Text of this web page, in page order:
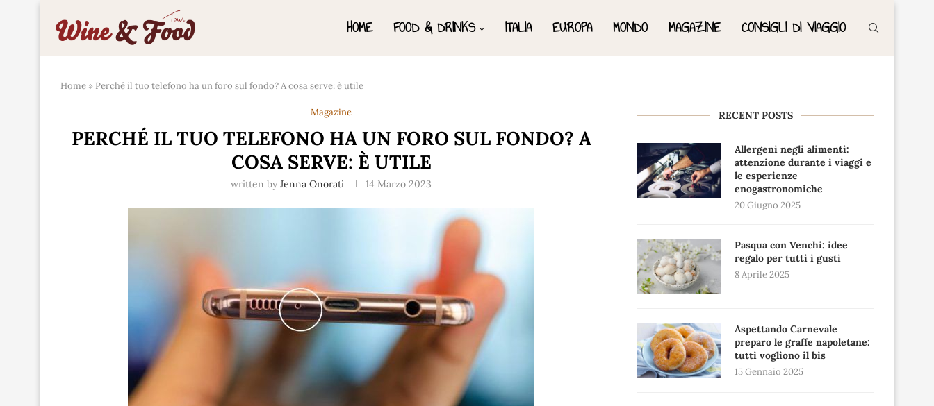
HOME FOOD & DRINKS ITALIA EUROPA MONDO MAGAZINE CONSIGLI DI VIAGGIO
Home » Perché il tuo telefono ha un foro sul fondo? A cosa serve: è utile
Magazine
PERCHÉ IL TUO TELEFONO HA UN FORO SUL FONDO? A
COSA SERVE: È UTILE
written byJenna Onorati 14 Marzo 2023
RECENT POSTS
Allergeni negli alimenti:
attenzione durante i viaggi e
le esperienze
enogastronomiche
20 Giugno 2025
Pasqua con Venchi: idee
regalo per tutti i gusti
8 Aprile 2025
Aspettando Carnevale
preparo le graffe napoletane:
tutti vogliono il bis
15 Gennaio 2025